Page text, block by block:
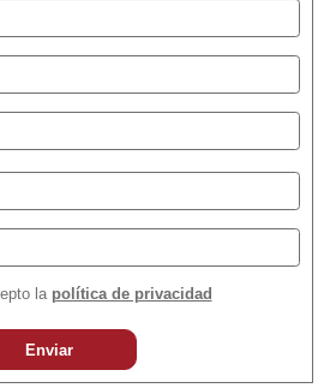
la política de privacidad
Enviar